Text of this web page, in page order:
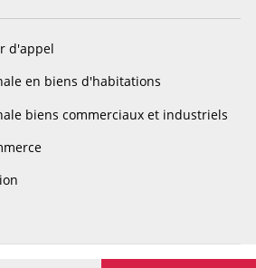
d'appel
en biens d'habitations
biens commerciaux et industriels